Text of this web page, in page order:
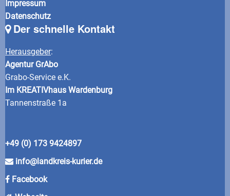
Impressum
Datenschutz
Der schnelle Kontakt
Herausgeber:
Agentur GrAbo
Grabo-Service e.K.
Im KREATIVhaus Wardenburg
Tannenstraße 1a
+49 (0) 173 9424897
info@landkreis-kurier.de
Facebook